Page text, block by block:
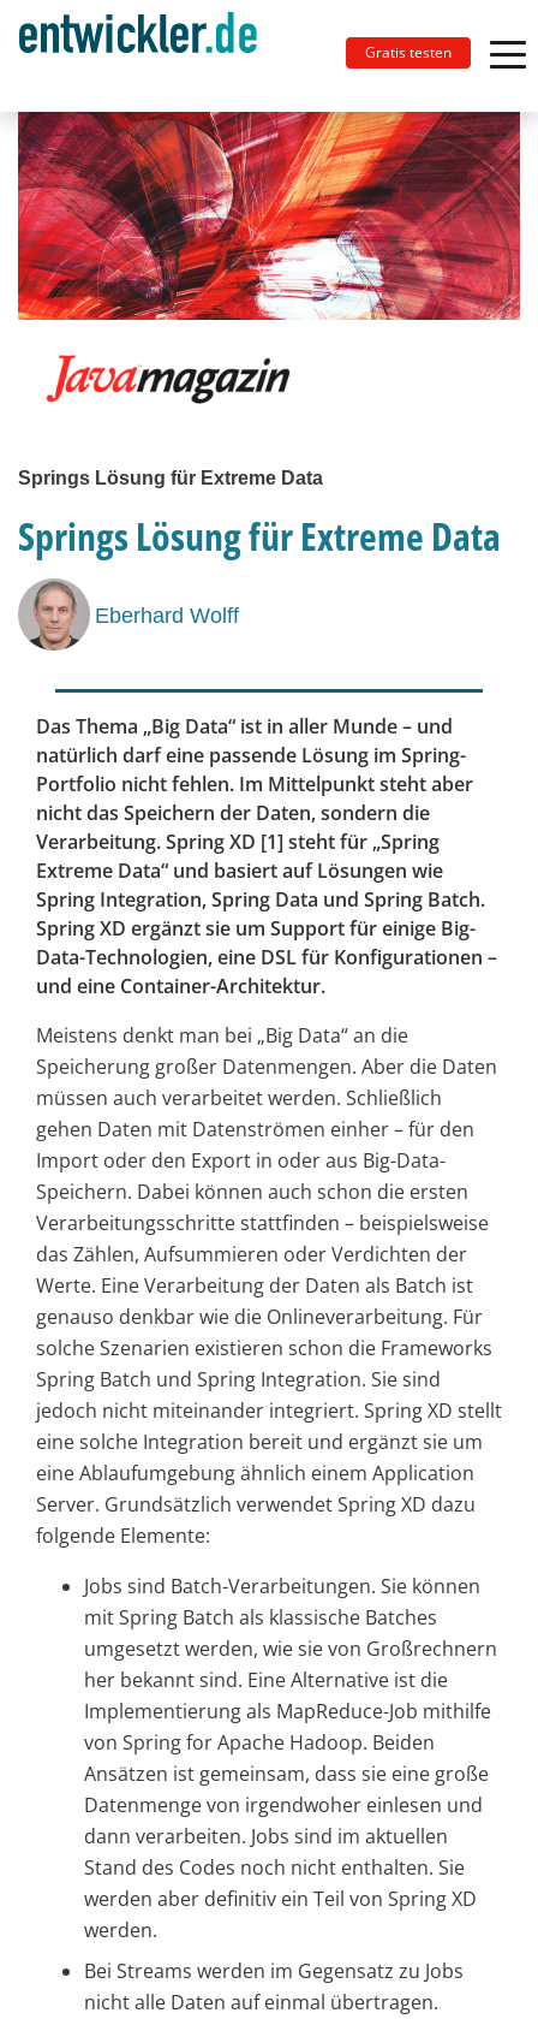
Gratis testen
Springs Lösung für Extreme Data
Springs Lösung für Extreme Data
Eberhard Wolff
Das Thema „Big Data“ ist in aller Munde – und
natürlich darf eine passende Lösung im Spring-
Portfolio nicht fehlen. Im Mittelpunkt steht aber
nicht das Speichern der Daten, sondern die
Verarbeitung. Spring XD [1] steht für „Spring
Extreme Data“ und basiert auf Lösungen wie
Spring Integration, Spring Data und Spring Batch.
Spring XD ergänzt sie um Support für einige Big-
Data-Technologien, eine DSL für Konfigurationen –
und eine Container-Architektur.
Meistens denkt man bei „Big Data“ an die
Speicherung großer Datenmengen. Aber die Daten
müssen auch verarbeitet werden. Schließlich
gehen Daten mit Datenströmen einher – für den
Import oder den Export in oder aus Big-Data-
Speichern. Dabei können auch schon die ersten
Verarbeitungsschritte stattfinden – beispielsweise
das Zählen, Aufsummieren oder Verdichten der
Werte. Eine Verarbeitung der Daten als Batch ist
genauso denkbar wie die Onlineverarbeitung. Für
solche Szenarien existieren schon die Frameworks
Spring Batch und Spring Integration. Sie sind
jedoch nicht miteinander integriert. Spring XD stellt
eine solche Integration bereit und ergänzt sie um
eine Ablaufumgebung ähnlich einem Application
Server. Grundsätzlich verwendet Spring XD dazu
folgende Elemente:
Jobs sind Batch-Verarbeitungen. Sie können
mit Spring Batch als klassische Batches
umgesetzt werden, wie sie von Großrechnern
her bekannt sind. Eine Alternative ist die
Implementierung als MapReduce-Job mithilfe
von Spring for Apache Hadoop. Beiden
Ansätzen ist gemeinsam, dass sie eine große
Datenmenge von irgendwoher einlesen und
dann verarbeiten. Jobs sind im aktuellen
Stand des Codes noch nicht enthalten. Sie
werden aber definitiv ein Teil von Spring XD
werden.
Bei Streams werden im Gegensatz zu Jobs
nicht alle Daten auf einmal übertragen.